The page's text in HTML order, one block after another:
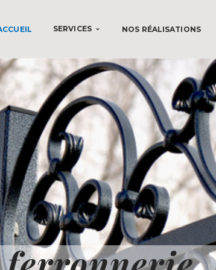
SERVICES NOS RÉALISATIONS